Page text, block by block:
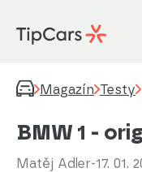
Magazín Testy
BMW 1 -
Matěj Adler-17. 01.